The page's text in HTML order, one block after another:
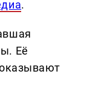
.
Её